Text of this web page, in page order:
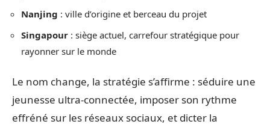
Nanjing : ville d’origine et berceau du projet
Singapour : siège actuel, carrefour stratégique pour
rayonner sur le monde
Le nom change, la stratégie s’affirme : séduire une
jeunesse ultra-connectée, imposer son rythme
effréné sur les réseaux sociaux, et dicter la